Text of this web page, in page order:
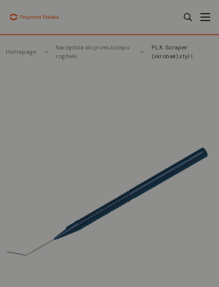
Homepage
Narzędzia do przeszczepu
rogówki
P.L.K. Scraper
(skrobak) styl I